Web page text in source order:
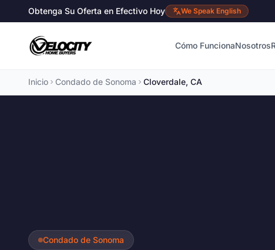
Obtenga Su Oferta en Efectivo Hoy We Speak English
Cómo FuncionaNosotros
Inicio Condado de Sonoma Cloverdale, CA
Condado de Sonoma